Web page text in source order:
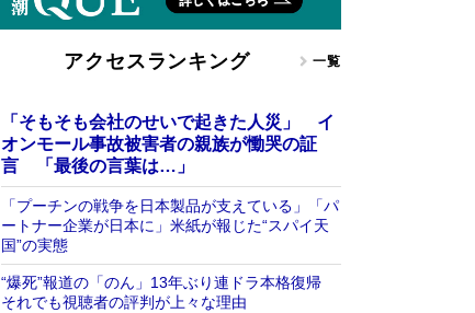
アクセスランキング 一覧
「そもそも会社のせいで起きた人災」 イ
オンモール事故被害者の親族が慟哭の証
言 「最後の言葉は…」
「プーチンの戦争を日本製品が支えている」「パ
ートナー企業が日本に」米紙が報じた“スパイ天
国”の実態
“爆死”報道の「のん」13年ぶり連ドラ本格復帰
それでも視聴者の評判が上々な理由